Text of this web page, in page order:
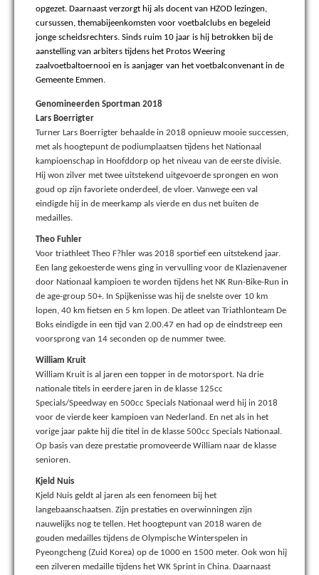
opgezet. Daarnaast verzorgt hij als docent van HZOD lezingen,
cursussen, themabijeenkomsten voor voetbalclubs en begeleid
jonge scheidsrechters. Sinds ruim 10 jaar is hij betrokken bij de
aanstelling van arbiters tijdens het Protos Weering
zaalvoetbaltoernooi en is aanjager van het voetbalconvenant in de
Gemeente Emmen.
Genomineerden Sportman 2018
Lars Boerrigter
Turner Lars Boerrigter behaalde in 2018 opnieuw mooie successen,
met als hoogtepunt de podiumplaatsen tijdens het Nationaal
kampioenschap in Hoofddorp op het niveau van de eerste divisie.
Hij won zilver met twee uitstekend uitgevoerde sprongen en won
goud op zijn favoriete onderdeel, de vloer. Vanwege een val
eindigde hij in de meerkamp als vierde en dus net buiten de
medailles.
Theo Fuhler
Voor triathleet Theo F?hler was 2018 sportief een uitstekend jaar.
Een lang gekoesterde wens ging in vervulling voor de Klazienavener
door Nationaal kampioen te worden tijdens het NK Run-Bike-Run in
de age-group 50+. In Spijkenisse was hij de snelste over 10 km
lopen, 40 km fietsen en 5 km lopen. De atleet van Triathlonteam De
Boks eindigde in een tijd van 2.00.47 en had op de eindstreep een
voorsprong van 14 seconden op de nummer twee.
William Kruit
William Kruit is al jaren een topper in de motorsport. Na drie
nationale titels in eerdere jaren in de klasse 125cc
Specials/Speedway en 500cc Specials Nationaal werd hij in 2018
voor de vierde keer kampioen van Nederland. En net als in het
vorige jaar pakte hij die titel in de klasse 500cc Specials Nationaal.
Op basis van deze prestatie promoveerde William naar de klasse
senioren.
Kjeld Nuis
Kjeld Nuis geldt al jaren als een fenomeen bij het
langebaanschaatsen. Zijn prestaties en overwinningen zijn
nauwelijks nog te tellen. Het hoogtepunt van 2018 waren de
gouden medailles tijdens de Olympische Winterspelen in
Pyeongcheng (Zuid Korea) op de 1000 en 1500 meter. Ook won hij
een zilveren medaille tijdens het WK Sprint in China. Daarnaast